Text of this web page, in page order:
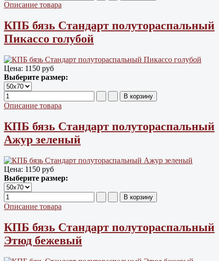
Описание товара
КПБ бязь Cтандарт полутораспальный
Пикассо голубой
Цена: 1150 руб
Выберите размер:
Описание товара
КПБ бязь Cтандарт полутораспальный
Ажур зеленый
Цена: 1150 руб
Выберите размер:
Описание товара
КПБ бязь Cтандарт полутораспальный
Этюд бежевый